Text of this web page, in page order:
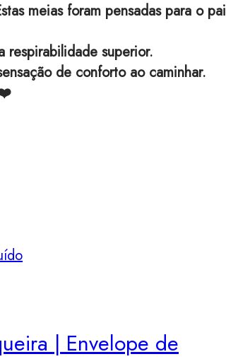
meias foram pensadas para o pai
respirabilidade superior.
de conforto ao caminhar.
❤️
| Envelope de